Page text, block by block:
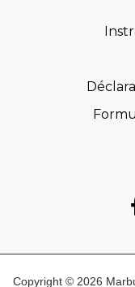
Copyright © 2026